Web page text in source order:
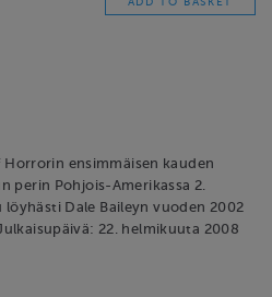
ensimmäisen kauden
perin Pohjois-Amerikassa 2.
Dale Baileyn vuoden 2002
22. helmikuuta 2008